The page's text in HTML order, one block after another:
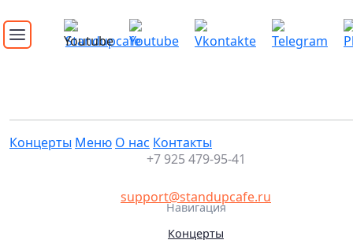
Концерты Меню О нас Контакты
+7 925 479-95-41
support@standupcafe.ru
Навигация
Концерты